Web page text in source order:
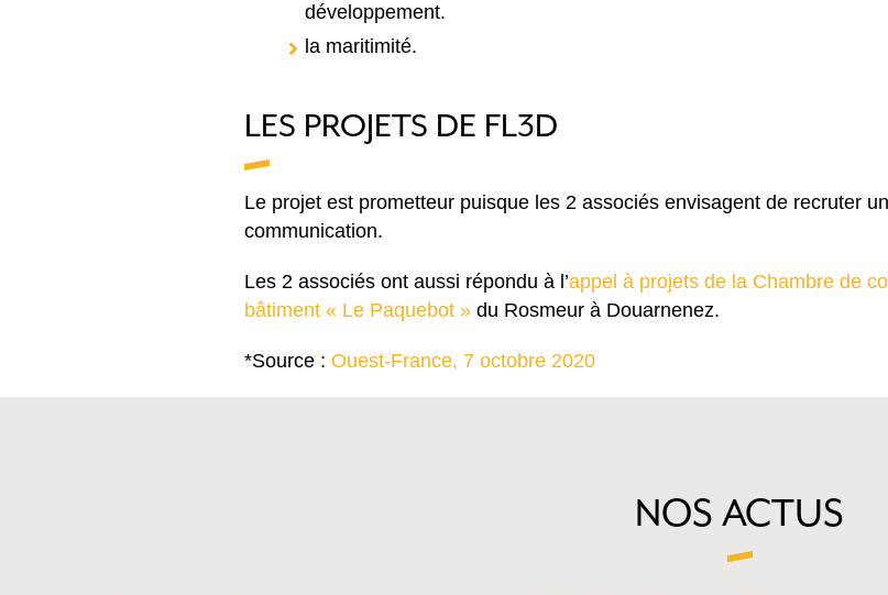
développement.
la maritimité.
LES PROJETS DE FL3D
Le projet est prometteur puisque les 2 associés envisagent de recruter
communication.
Les 2 associés ont aussi répondu à l’appel à projets de la Chambre de
bâtiment « Le Paquebot » du Rosmeur à Douarnenez.
*Source : Ouest-France, 7 octobre 2020
NOS ACTUS